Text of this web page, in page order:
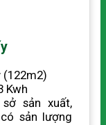
(122m2)
Kwh
sản xuất,
sản lượng